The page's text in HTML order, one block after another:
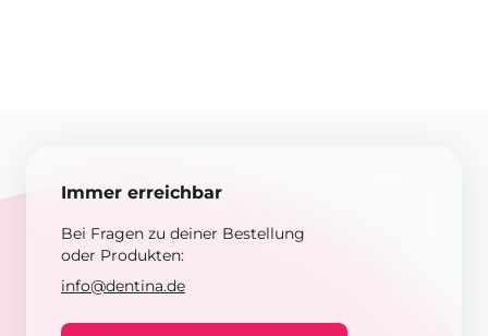
Immer erreichbar
Bei Fragen zu deiner Bestellung
oder Produkten:
info@dentina.de